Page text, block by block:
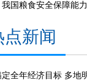
我国粮食安全保障能
点新闻
定全年经济目标 多地